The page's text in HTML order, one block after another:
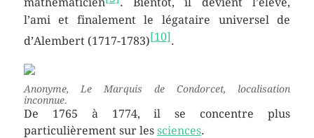
mathématicien
. Bientôt, il devient l’élève,
l’ami et finalement le légataire universel de
d’Alembert (1717-1783)[10].
Anonyme, Le Marquis de Condorcet, localisation
inconnue.
De 1765 à 1774, il se concentre plus
particulièrement sur les sciences.